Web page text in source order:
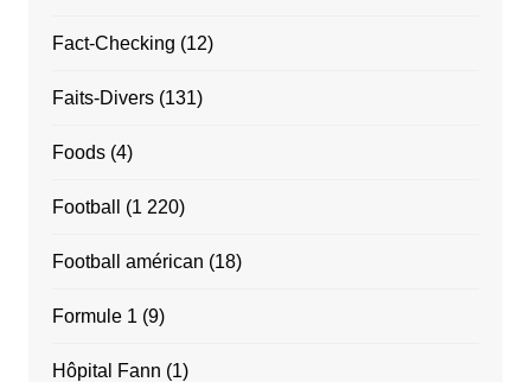
Fact-Checking (12)
Faits-Divers(131)
Foods(4)
Football (1 220)
Football américan (18)
Formule 1 (9)
Hôpital Fann (1)